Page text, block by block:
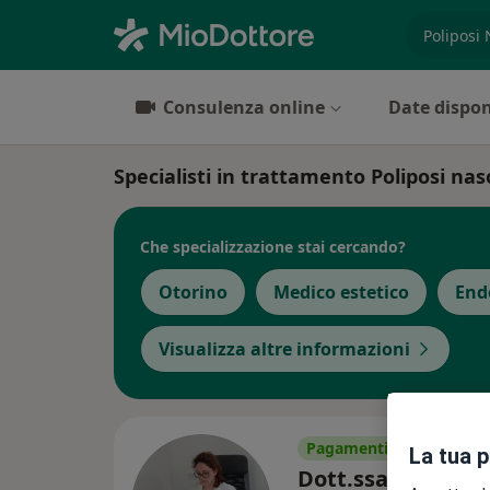
Consulenza online Date
Specialisti in trattamento Poliposi
Che specializzazione stai cercando?
Otorino Medico estetico
Visualizza altre informazioni
Pagamenti online
Dott.ssa Antonella
La tua